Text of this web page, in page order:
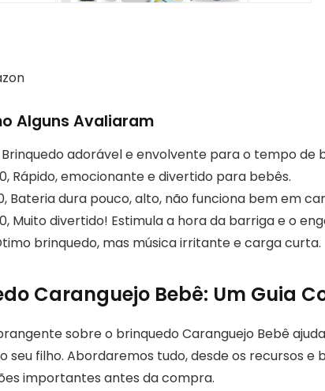
Alguns Avaliaram
Brinquedo adorável e envolvente para o tempo de
Rápido, emocionante e divertido para bebês.
Bateria dura pouco, alto, não funciona bem em
Muito divertido! Estimula a hora da barriga e o
brinquedo, mas música irritante e carga curta.
Caranguejo Bebê: Um Guia
sobre o brinquedo Caranguejo Bebê
seu filho. Abordaremos tudo, desde os recursos e
importantes antes da compra.